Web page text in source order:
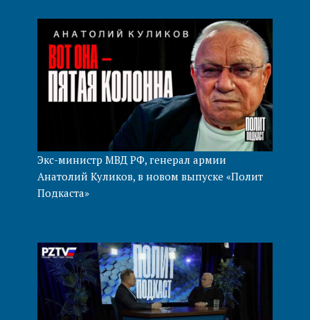
Экс-министр МВД РФ, генерал армии
Анатолий Куликов, в новом выпуске «Полит
Подкаста»